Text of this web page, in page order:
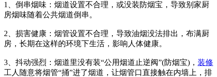
1、倒串烟味：烟道设置不合理，或没装防烟宝，导致别家厨
房烟味随着公共烟道倒串。
2、损害健康：烟管设置不合理，导致油烟没法排出，布满厨
房，长期在这样的环境下生活，影响人体健康。
3、抖动强烈：烟道里没有装“公用烟道止逆阀”(防烟宝)， 装修
工人随意将烟管“捅”进了烟道，让烟管口直接触在内墙上，排